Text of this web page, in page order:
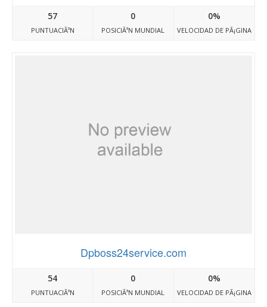
57
PUNTUACIÃ³N
0
POSICIÃ³N MUNDIAL
0%
VELOCIDAD DE PÃ¡GINA
Dpboss24service.com
54
PUNTUACIÃ³N
0
POSICIÃ³N MUNDIAL
0%
VELOCIDAD DE PÃ¡GINA